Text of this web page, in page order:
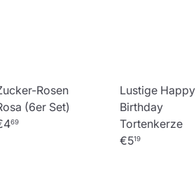
Rosen
(6er Set)
69
Lustige Happy
Birthday
Tortenkerze
€519